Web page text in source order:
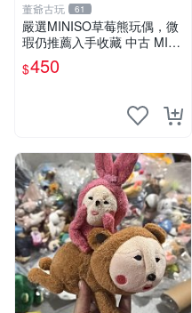
董爺古玩 61
嚴選MINISO草莓熊玩偶，微
瑕仍推薦入手收藏 中古 MINI
SO 草莓熊 玩具 收藏
$450